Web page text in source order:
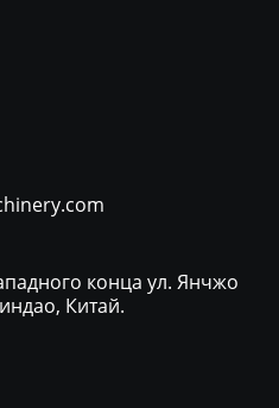
конца ул. Янчжо
Китай.